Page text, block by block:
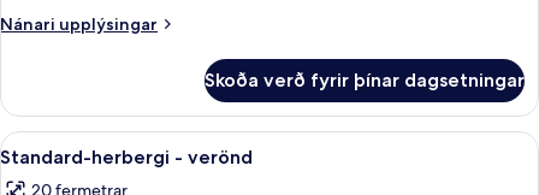
Herbergi
-
stórt
tvíbreitt
rúm
-
Nánari upplýsingar
Nánari
-
Herbergi
-
Skoða verð fyrir þínar dagsetningar
Skoða
allar
6
Standard-herbergi - verönd
20 fermetrar